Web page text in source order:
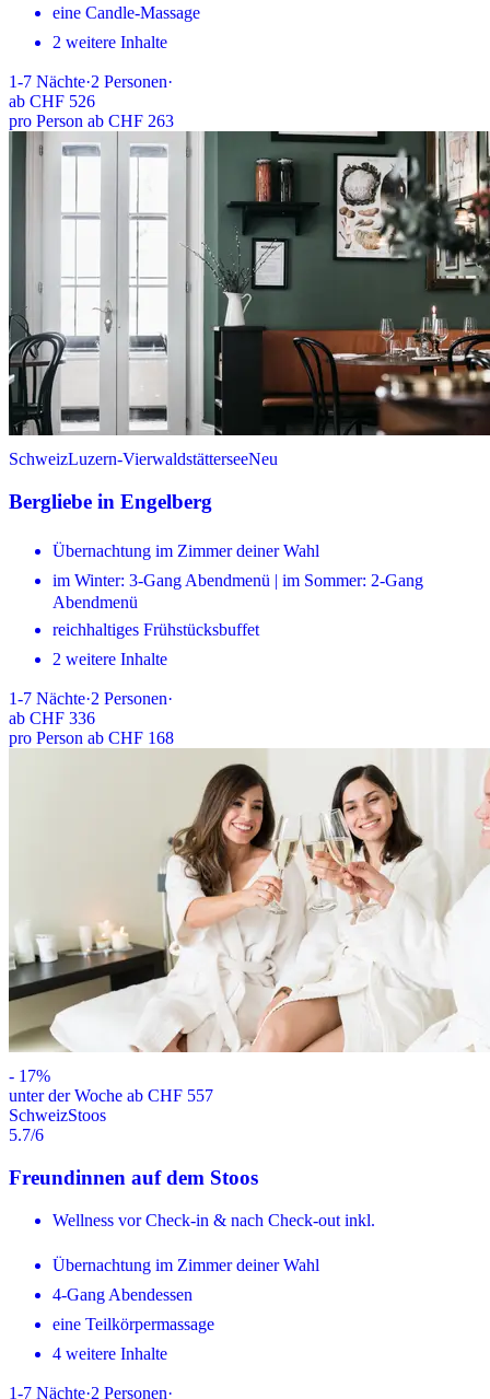
eine Candle-Massage
2 weitere Inhalte
1-7 Nächte·2 Personen·
ab CHF 526
pro Person ab CHF 263
SchweizLuzern-VierwaldstätterseeNeu
Bergliebe in Engelberg
Übernachtung im Zimmer deiner Wahl
im Winter: 3-Gang Abendmenü | im Sommer: 2-Gang
Abendmenü
reichhaltiges Frühstücksbuffet
2 weitere Inhalte
1-7 Nächte·2 Personen·
ab CHF 336
pro Person ab CHF 168
- 17%
unter der Woche ab CHF 557
SchweizStoos
5.7/6
Freundinnen auf dem Stoos
Wellness vor Check-in & nach Check-out inkl.
Übernachtung im Zimmer deiner Wahl
4-Gang Abendessen
eine Teilkörpermassage
4 weitere Inhalte
1-7 Nächte·2 Personen·